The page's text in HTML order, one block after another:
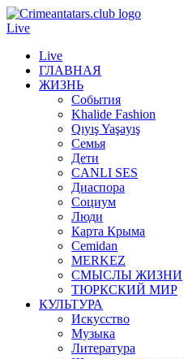
Live
Live
ГЛАВНАЯ
ЖИЗНЬ
События
Khalide Fashion
Qıyış Yaşayış
Семья
Дети
CANLI SES
Диаспора
Социум
Люди
Карта Крыма
Cemidan
МERKEZ
СМЫСЛЫ ЖИЗНИ
ТЮРКСКИЙ МИР
КУЛЬТУРА
Искусство
Музыка
Литература